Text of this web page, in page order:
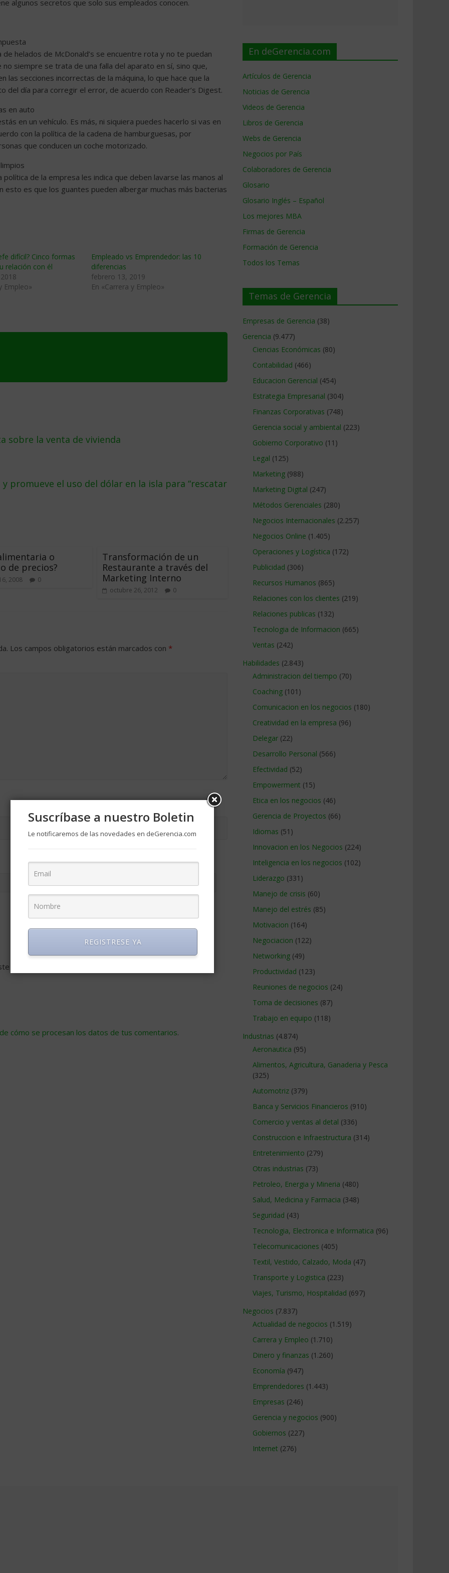
algunos secretos que solo sus empleados conocen.
helados de McDonald’s se encuentre rota y no te puedan
siempre se trata de una falla del aparato en sí, sino que,
las secciones incorrectas de la máquina, lo que hace que la
día para corregir el error, de acuerdo con Reader’s Digest.
en auto
en un vehículo. Es más, ni siquiera puedes hacerlo si vas en
con la política de la cadena de hamburguesas, por
que conducen un coche motorizado.
de la empresa les indica que deben lavarse las manos al
esto es que los guantes pueden albergar muchas más bacterias
difícil? Cinco formas
relación con él
Empleo»
Empleado vs Emprendedor: las 10
diferencias
febrero 13, 2019
En «Carrera y Empleo»
sobre la venta de vivienda
promueve el uso del dólar en la isla para “rescatar
o
de precios?
2008 0
Transformación de un
Restaurante a través del
Marketing Interno
octubre 26, 2012 0
Los campos obligatorios están marcados con *
navegador para la próxima vez que comente.
cómo se procesan los datos de tus comentarios.
En deGerencia.com
Artículos de Gerencia
Noticias de Gerencia
Videos de Gerencia
Libros de Gerencia
Webs de Gerencia
Negocios por País
Colaboradores de Gerencia
Glosario
Glosario Inglés – Español
Los mejores MBA
Firmas de Gerencia
Formación de Gerencia
Todos los Temas
Temas de Gerencia
Empresas de Gerencia (38)
Gerencia (9.477)
Ciencias Económicas (80)
Contabilidad (466)
Educacion Gerencial (454)
Estrategia Empresarial (304)
Finanzas Corporativas (748)
Gerencia social y ambiental (223)
Gobierno Corporativo (11)
Legal (125)
Marketing (988)
Marketing Digital (247)
Métodos Gerenciales (280)
Negocios Internacionales (2.257)
Negocios Online (1.405)
Operaciones y Logística (172)
Publicidad (306)
Recursos Humanos (865)
Relaciones con los clientes (219)
Relaciones publicas (132)
Tecnologia de Informacion (665)
Ventas (242)
Habilidades (2.843)
Administracion del tiempo (70)
Coaching (101)
Comunicacion en los negocios (180)
Creatividad en la empresa (96)
Delegar (22)
Desarrollo Personal (566)
Efectividad (52)
Empowerment (15)
Etica en los negocios (46)
Gerencia de Proyectos (66)
Idiomas (51)
Innovacion en los Negocios (224)
Inteligencia en los negocios (102)
Liderazgo (331)
Manejo de crisis (60)
Manejo del estrés (85)
Motivacion (164)
Negociacion (122)
Networking (49)
Productividad (123)
Reuniones de negocios (24)
Toma de decisiones (87)
Trabajo en equipo (118)
Industrias (4.874)
Aeronautica (95)
Alimentos, Agricultura, Ganaderia y Pesca
(325)
Automotriz (379)
Banca y Servicios Financieros (910)
Comercio y ventas al detal (336)
Construccion e Infraestructura (314)
Entretenimiento (279)
Otras industrias (73)
Petroleo, Energia y Mineria (480)
Salud, Medicina y Farmacia (348)
Seguridad (43)
Tecnologia, Electronica e Informatica (96)
Telecomunicaciones (405)
Textil, Vestido, Calzado, Moda (47)
Transporte y Logistica (223)
Viajes, Turismo, Hospitalidad (697)
Negocios (7.837)
Actualidad de negocios (1.519)
Carrera y Empleo (1.710)
Dinero y finanzas (1.260)
Economía (947)
Emprendedores (1.443)
Empresas (246)
Gerencia y negocios (900)
Gobiernos (227)
Internet (276)
Suscríbase a nuestro Boletin
Le notificaremos de las novedades en deGerencia.com
REGISTRESE YA